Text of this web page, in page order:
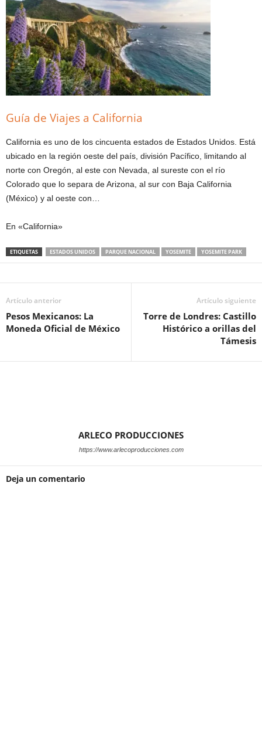
Guía de Viajes a California
California es uno de los cincuenta estados de Estados Unidos. Está
ubicado en la región oeste del país, división Pacífico, limitando al
norte con Oregón, al este con Nevada, al sureste con el río
Colorado que lo separa de Arizona, al sur con Baja California
(México) y al oeste con…
En «California»
ETIQUETAS ESTADOS UNIDOS PARQUE NACIONAL YOSEMITE YOSEMITE PARK
Artículo anterior
Pesos Mexicanos: La
Moneda Oficial de México
Artículo siguiente
Torre de Londres: Castillo
Histórico a orillas del
Támesis
ARLECO PRODUCCIONES
https://www.arlecoproducciones.com
Deja un comentario